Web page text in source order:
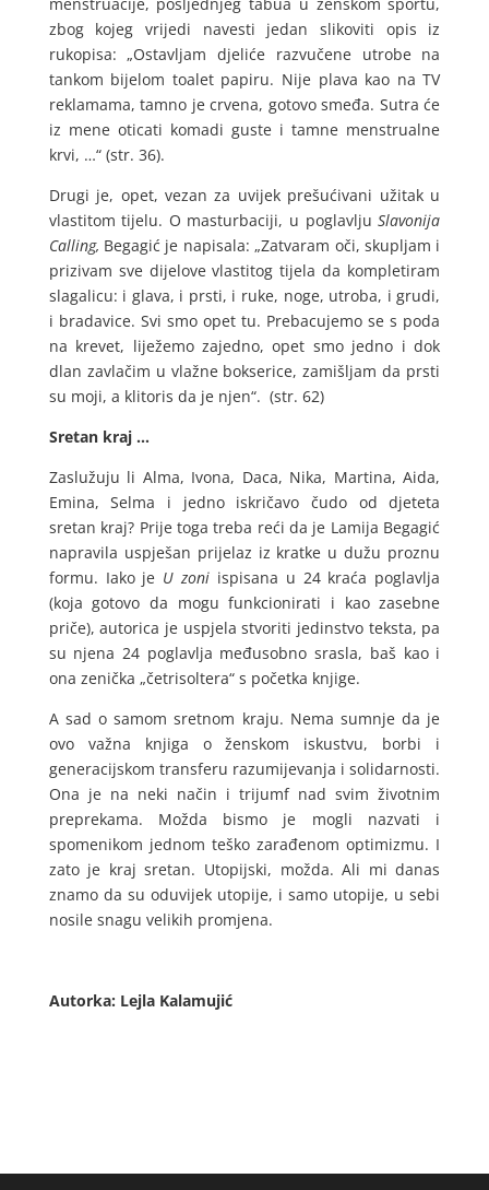
zbog kojeg vrijedi navesti jedan slikoviti opis iz
rukopisa: „Ostavljam djeliće razvučene utrobe na
tankom bijelom toalet papiru. Nije plava kao na TV
reklamama, tamno je crvena, gotovo smeđa. Sutra će
iz mene oticati komadi guste i tamne menstrualne
krvi, …“ (str. 36).
Drugi je, opet, vezan za uvijek prešućivani užitak u
vlastitom tijelu. O masturbaciji, u poglavljuSlavonija
Calling, Begagić je napisala: „Zatvaram oči, skupljam i
prizivam sve dijelove vlastitog tijela da kompletiram
slagalicu: i glava, i prsti, i ruke, noge, utroba, i grudi,
i bradavice. Svi smo opet tu. Prebacujemo se s poda
na krevet, liježemo zajedno, opet smo jedno i dok
dlan zavlačim u vlažne bokserice, zamišljam da prsti
su moji, a klitoris da je njen“. (str. 62)
Sretan kraj …
Zaslužuju li Alma, Ivona, Daca, Nika, Martina, Aida,
Emina, Selma i jedno iskričavo čudo od djeteta
sretan kraj? Prije toga treba reći da je Lamija Begagić
napravila uspješan prijelaz iz kratke u dužu proznu
formu. Iako je U zoni ispisana u 24 kraća poglavlja
(koja gotovo da mogu funkcionirati i kao zasebne
priče), autorica je uspjela stvoriti jedinstvo teksta, pa
su njena 24 poglavlja međusobno srasla, baš kao i
ona zenička „četrisoltera“ s početka knjige.
A sad o samom sretnom kraju. Nema sumnje da je
ovo važna knjiga o ženskom iskustvu, borbi i
generacijskom transferu razumijevanja i solidarnosti.
Ona je na neki način i trijumf nad svim životnim
preprekama. Možda bismo je mogli nazvati i
spomenikom jednom teško zarađenom optimizmu. I
zato je kraj sretan. Utopijski, možda. Ali mi danas
znamo da su oduvijek utopije, i samo utopije, u sebi
nosile snagu velikih promjena.
Autorka: Lejla Kalamujić